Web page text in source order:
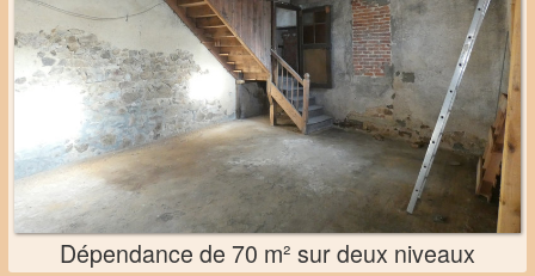
Dépendance de 70 m² sur deux niveaux